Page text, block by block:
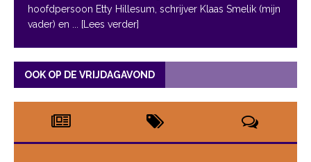
hoofdpersoon Etty Hillesum, schrijver Klaas Smelik (mijn
vader) en
... [Lees verder]
OOK OP DE VRIJDAGAVOND